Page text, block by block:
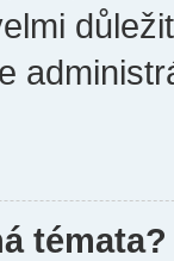
témata?